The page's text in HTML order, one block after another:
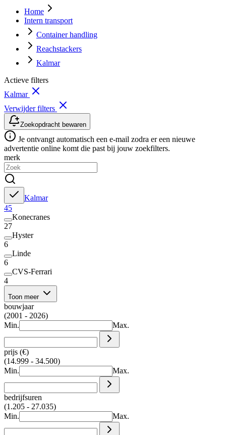
Home
Intern transport
Container handling
Reachstackers
Kalmar
Actieve filters
Kalmar
Verwijder filters
Zoekopdracht bewaren
Je ontvangt automatisch een e-mail zodra er een nieuwe
advertentie online komt die past bij jouw zoekfilters.
merk
Kalmar
45
Konecranes
27
Hyster
6
Linde
6
CVS-Ferrari
4
Toon meer
bouwjaar
(2001 - 2026)
Min.
Max.
prijs (€)
(14.999 - 34.500)
Min.
Max.
bedrijfsuren
(1.205 - 27.035)
Min.
Max.